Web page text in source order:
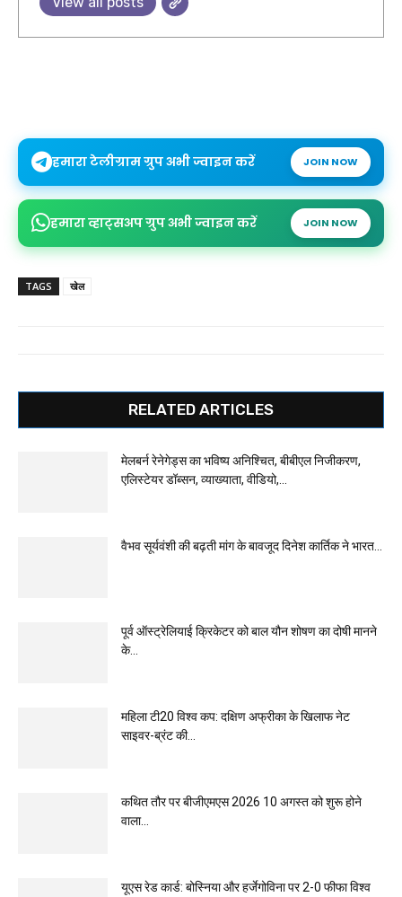
हमारा टेलीग्राम ग्रुप अभी ज्वाइन करें JOIN NOW
हमारा व्हाट्सअप ग्रुप अभी ज्वाइन करें JOIN NOW
TAGS खेल
RELATED ARTICLES
मेलबर्न रेनेगेड्स का भविष्य अनिश्चित, बीबीएल निजीकरण,
एलिस्टेयर डॉब्सन, व्याख्याता, वीडियो,...
वैभव सूर्यवंशी की बढ़ती मांग के बावजूद दिनेश कार्तिक ने भारत...
पूर्व ऑस्ट्रेलियाई क्रिकेटर को बाल यौन शोषण का दोषी मानने
के...
महिला टी20 विश्व कप: दक्षिण अफ्रीका के खिलाफ नेट
साइवर-ब्रंट की...
कथित तौर पर बीजीएमएस 2026 10 अगस्त को शुरू होने
वाला...
यूएस रेड कार्ड: बोस्निया और हर्जेगोविना पर 2-0 फीफा विश्व